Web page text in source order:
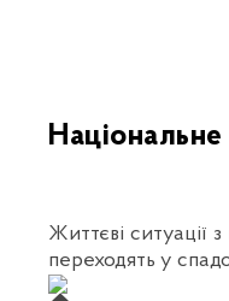
Національне
Життєві ситуації
переходять у